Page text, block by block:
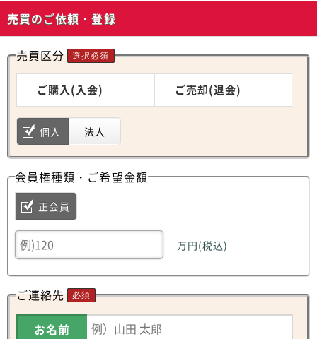
売買のご依頼・登録
売買区分 選択必須
ご購入(入会) ご売却(退会)
個人 法人
会員権種類・ご希望金額
正会員
万円(税込)
ご連絡先 必須
お名前